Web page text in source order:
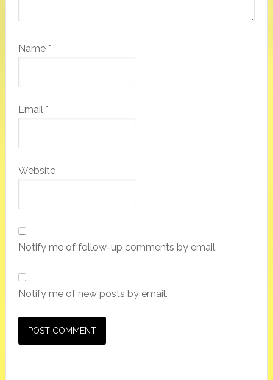
Name *
Email *
Website
Notify me of follow-up comments by email.
Notify me of new posts by email.